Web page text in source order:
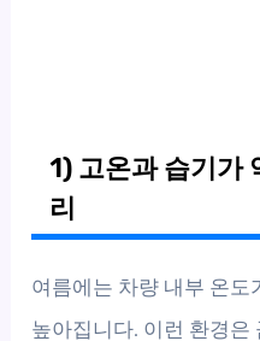
1) 고온과 습기가
리
여름에는 차량 내부 온도
높아집니다. 이런 환경은